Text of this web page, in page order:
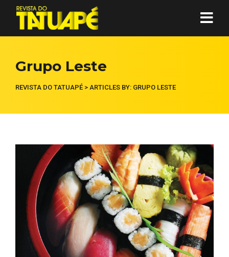
Grupo Leste
REVISTA DO TATUAPÉ > ARTICLES BY: GRUPO LESTE